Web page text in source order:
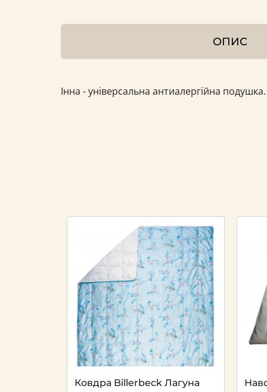
ОПИС
Інна - універсальна антиалергійна подушка.
Ковдра Billerbeck Лагуна